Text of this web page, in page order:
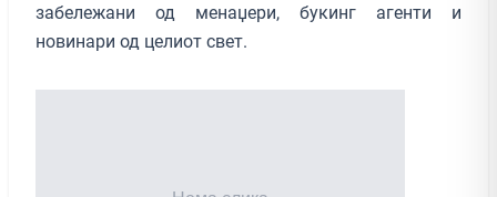
забележани од менаџери, букинг агенти и
новинари од целиот свет.